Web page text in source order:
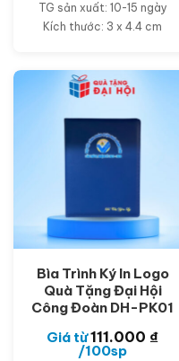
TG sản xuất: 10-15 ngày
Kích thước: 3 x 4.4 cm
Bìa Trình Ký In Logo
Quà Tặng Đại Hội
Công Đoàn DH-PK01
Giá từ111.000 ₫
/100sp